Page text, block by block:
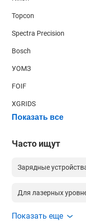
Topcon
Spectra Precision
Bosch
УОМЗ
FOIF
XGRIDS
Показать все
Часто ищут
Зарядные
Для лазерных
Зарядные
Показать еще